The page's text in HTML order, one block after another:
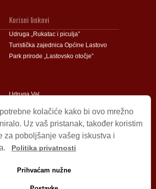
Korisni linkovi
Udruga „Rukatac i piculja”
Turistička zajednica Općine Lastovo
Park prirode „Lastovsko otočje”
Udruga Val
Impressum
© 2009 – 2026 Općina Lastovo.
Izjava o privatnosti
kolačiće kako bi ovo mrežno
Uz vaš pristanak, također koristim
za poboljšanje vašeg iskustva i
Politika privatnosti
Prihvaćam nužne